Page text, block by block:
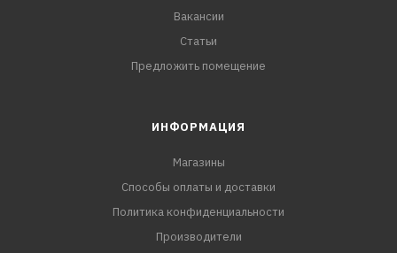
Вакансии
Статьи
Предложить помещение
ИНФОРМАЦИЯ
Магазины
Способы оплаты и доставки
Политика конфиденциальности
Производители